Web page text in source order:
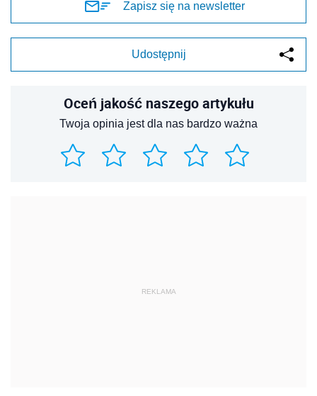
Zapisz się na newsletter
Udostępnij
Oceń jakość naszego artykułu
Twoja opinia jest dla nas bardzo ważna
REKLAMA